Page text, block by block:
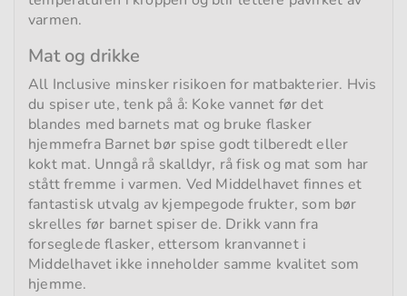
varmen.
Mat og drikke
All Inclusive minsker risikoen for matbakterier. Hvis
du spiser ute, tenk på å: Koke vannet før det
blandes med barnets mat og bruke flasker
hjemmefra Barnet bør spise godt tilberedt eller
kokt mat. Unngå rå skalldyr, rå fisk og mat som har
stått fremme i varmen. Ved Middelhavet finnes et
fantastisk utvalg av kjempegode frukter, som bør
skrelles før barnet spiser de. Drikk vann fra
forseglede flasker, ettersom kranvannet i
Middelhavet ikke inneholder samme kvalitet som
hjemme.